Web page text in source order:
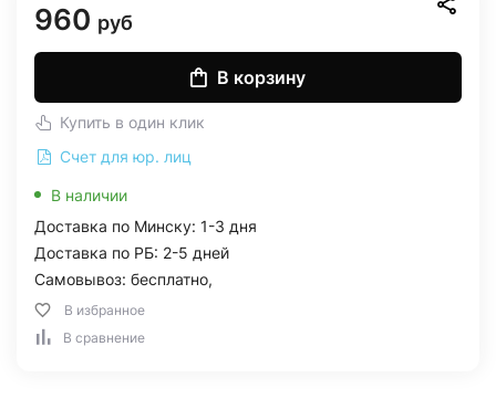
960 руб
В корзину
Купить в один клик
Счет для юр. лиц
В наличии
Доставка по Минску: 1-3 дня
Доставка по РБ: 2-5 дней
Самовывоз: бесплатно,
В избранное
В сравнение